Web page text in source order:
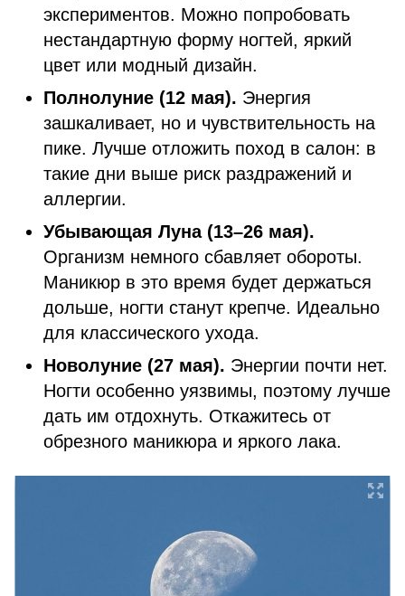
экспериментов. Можно попробовать
нестандартную форму ногтей, яркий
цвет или модный дизайн.
Полнолуние (12 мая). Энергия
зашкаливает, но и чувствительность на
пике. Лучше отложить поход в салон: в
такие дни выше риск раздражений и
аллергии.
Убывающая Луна (13–26 мая).
Организм немного сбавляет обороты.
Маникюр в это время будет держаться
дольше, ногти станут крепче. Идеально
для классического ухода.
Новолуние (27 мая). Энергии почти нет.
Ногти особенно уязвимы, поэтому лучше
дать им отдохнуть. Откажитесь от
обрезного маникюра и яркого лака.